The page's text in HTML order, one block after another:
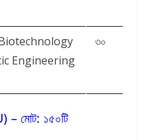
Engineering
৩০
– মোট: ১৫০টি